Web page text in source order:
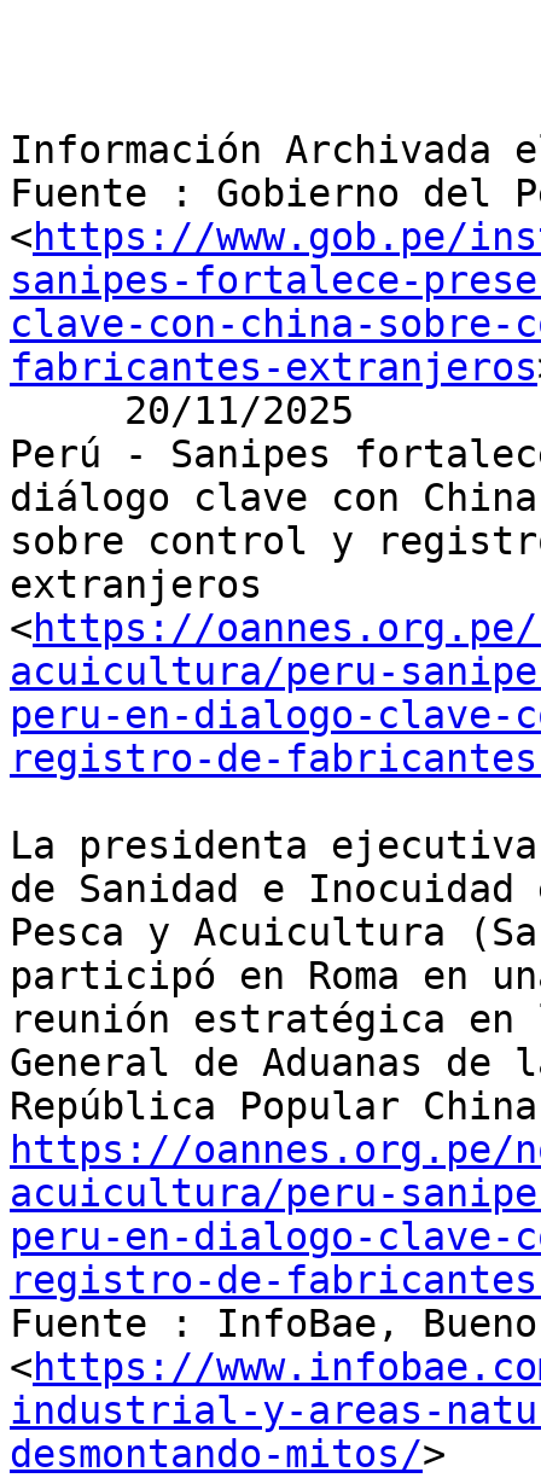
Información Archivada
Fuente : Gobierno del
<https://www.gob.pe/
sanipes-fortalece-
clave-con-china-
fabricantes-extranjeros
Perú - Sanipes
diálogo clave con China
sobre control y
extranjeros
<https://
acuicultura/peru-
peru-en-dialogo-clave-
registro-de-
La presidenta
de Sanidad e Inocuidad
Pesca y Acuicultura
participó en Roma en
reunión estratégica
General de Aduanas de
https://oannes.org.pe/
acuicultura/peru-
peru-en-dialogo-clave-
registro-de-
Fuente : InfoBae,
<https://
industrial-y-areas-
desmontando-mitos/>